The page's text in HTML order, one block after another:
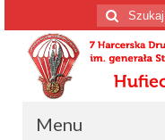
Szuklaj
w:
Menu